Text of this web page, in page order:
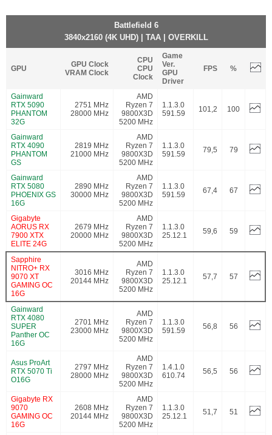
Battlefield 6
3840x2160 (4K UHD) | TAA | OVERKILL
GPU
GPU Clock
VRAM Clock
CPU
CPU
Clock
Game
Ver.
GPU
Driver
FPS %
Gainward
RTX 5090
PHANTOM
32G
2751 MHz
28000 MHz
AMD
Ryzen 7
9800X3D
5200 MHz
1.1.3.0
591.59
101,2 100
Gainward
RTX 4090
PHANTOM
GS
2819 MHz
21000 MHz
AMD
Ryzen 7
9800X3D
5200 MHz
1.1.3.0
591.59
79,5 79
Gainward
RTX 5080
PHOENIX GS
16G
2890 MHz
30000 MHz
AMD
Ryzen 7
9800X3D
5200 MHz
1.1.3.0
591.59
67,4 67
Gigabyte
AORUS RX
7900 XTX
ELITE 24G
2679 MHz
20000 MHz
AMD
Ryzen 7
9800X3D
5200 MHz
1.1.3.0
25.12.1
59,6 59
Sapphire
NITRO+ RX
9070 XT
GAMING OC
16G
3016 MHz
20144 MHz
AMD
Ryzen 7
9800X3D
5200 MHz
1.1.3.0
25.12.1
57,7 57
Gainward
RTX 4080
SUPER
Panther OC
16G
2701 MHz
23000 MHz
AMD
Ryzen 7
9800X3D
5200 MHz
1.1.3.0
591.59
56,8 56
Asus ProArt
RTX 5070 Ti
O16G
2797 MHz
28000 MHz
AMD
Ryzen 7
9800X3D
5200 MHz
1.4.1.0
610.74
56,5 56
Gigabyte RX
9070
GAMING OC
16G
2608 MHz
20144 MHz
AMD
Ryzen 7
9800X3D
5200 MHz
1.1.3.0
25.12.1
51,7 51